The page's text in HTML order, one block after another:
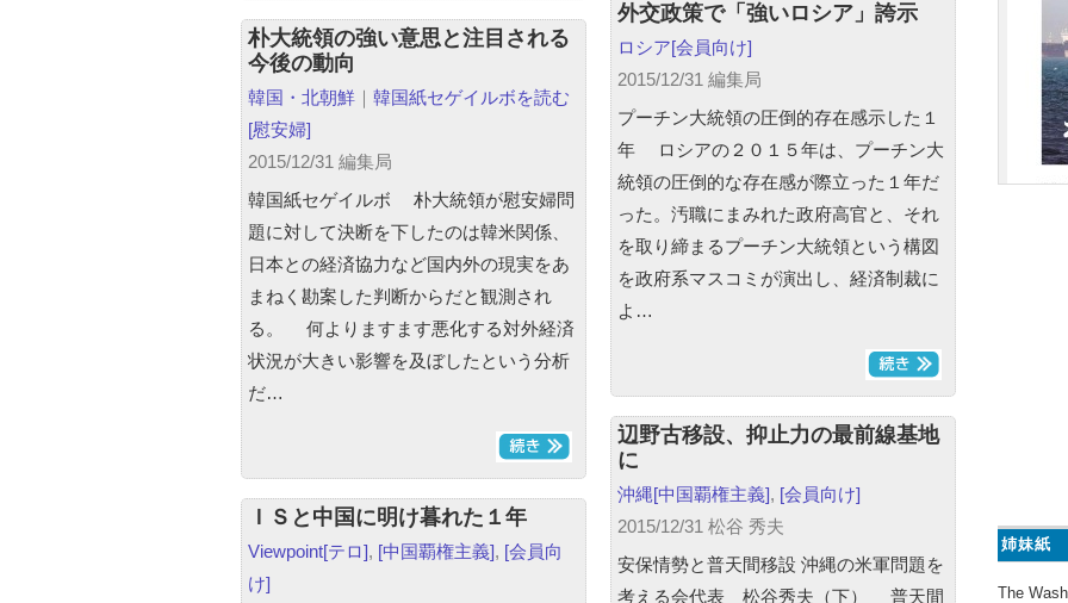
外交政策で「強いロシア」誇示
ロシア[会員向け]
2015/12/31 編集局
プーチン大統領の圧倒的存在感示した１
年 ロシアの２０１５年は、プーチン大
統領の圧倒的な存在感が際立った１年だ
った。汚職にまみれた政府高官と、それ
を取り締まるプーチン大統領という構図
を政府系マスコミが演出し、経済制裁に
よ…
朴大統領の強い意思と注目される
今後の動向
韓国・北朝鮮 ｜ 韓国紙セゲイルボを読む
[慰安婦]
2015/12/31 編集局
韓国紙セゲイルボ 朴大統領が慰安婦問
題に対して決断を下したのは韓米関係、
日本との経済協力など国内外の現実をあ
まねく勘案した判断からだと観測され
る。 何よりますます悪化する対外経済
状況が大きい影響を及ぼしたという分析
だ…
辺野古移設、抑止力の最前線基地
に
沖縄[中国覇権主義], [会員向け]
2015/12/31 松谷 秀夫
安保情勢と普天間移設 沖縄の米軍問題を
考える会代表 松谷秀夫（下） 普天間
ＩＳと中国に明け暮れた１年
Viewpoint[テロ], [中国覇権主義], [会員向
け]
姉妹紙
The